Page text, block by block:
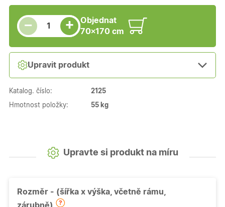
−
Snížit množství
Počet kusů +
Zvýšit množství
Objednat
70×170 cm
Upravit produkt
Katalog. číslo: 2125
Hmotnost položky: 55 kg
Upravte si produkt na míru
Rozměr - (šířka x výška, včetně rámu,